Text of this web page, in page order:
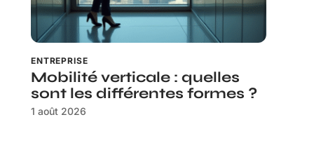
ENTREPRISE
Mobilité verticale : quelles
sont les différentes formes ?
1 août 2026